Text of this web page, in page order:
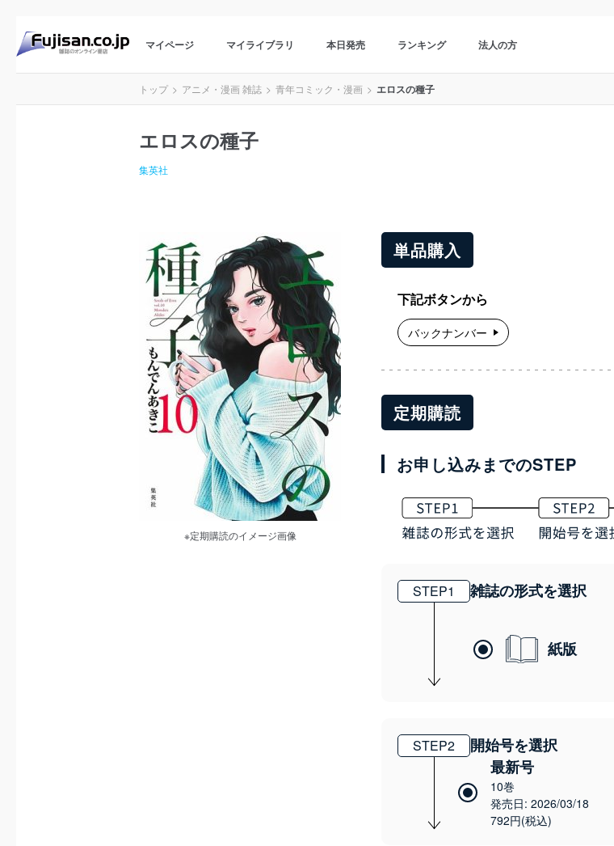
マイページ マイライブラリ 本日発売 ランキング 法人の方
トップ アニメ・漫画 雑誌 青年コミック・漫画 エロスの種子
エロスの種子
集英社
※定期購読のイメージ画像
単品購入
下記ボタンから
バックナンバー
定期購読
お申し込みまでのSTEP
STEP1 雑誌の形式を選択
紙版
STEP2
開始号を選択
最新号
10巻
発売日: 2026/03/18
792円(税込)